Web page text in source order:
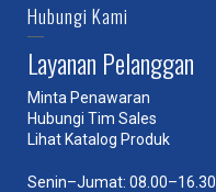
Hubungi Kami
Layanan Pelanggan
Minta Penawaran
Hubungi Tim Sales
Lihat Katalog Produk
Senin–Jumat: 08.00–16.30